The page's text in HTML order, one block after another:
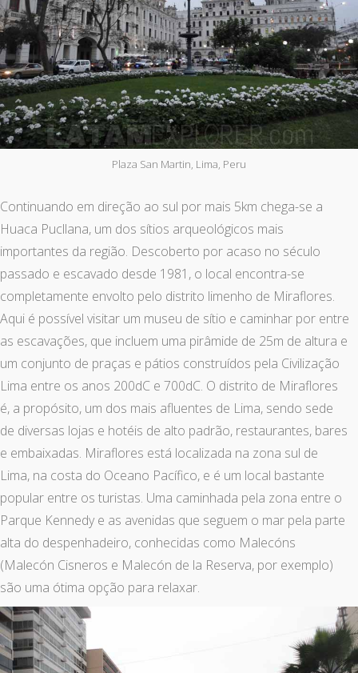
Plaza San Martin, Lima, Peru
Continuando em direção ao sul por mais 5km chega-se a
Huaca Pucllana, um dos sítios arqueológicos mais
importantes da região. Descoberto por acaso no século
passado e escavado desde 1981, o local encontra-se
completamente envolto pelo distrito limenho de Miraflores.
Aqui é possível visitar um museu de sítio e caminhar por entre
as escavações, que incluem uma pirâmide de 25m de altura e
um conjunto de praças e pátios construídos pela Civilização
Lima entre os anos 200dC e 700dC. O distrito de Miraflores
é, a propósito, um dos mais afluentes de Lima, sendo sede
de diversas lojas e hotéis de alto padrão, restaurantes, bares
e embaixadas. Miraflores está localizada na zona sul de
Lima, na costa do Oceano Pacífico, e é um local bastante
popular entre os turistas. Uma caminhada pela zona entre o
Parque Kennedy e as avenidas que seguem o mar pela parte
alta do despenhadeiro, conhecidas como Malecóns
(Malecón Cisneros e Malecón de la Reserva, por exemplo)
são uma ótima opção para relaxar.